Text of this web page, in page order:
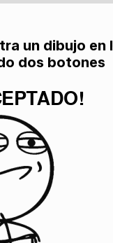
un dibujo en
dos botones